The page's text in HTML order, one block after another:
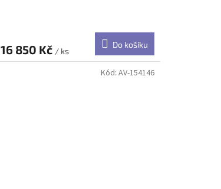
16 850 Kč / ks
Do košíku
Kód: AV-154146